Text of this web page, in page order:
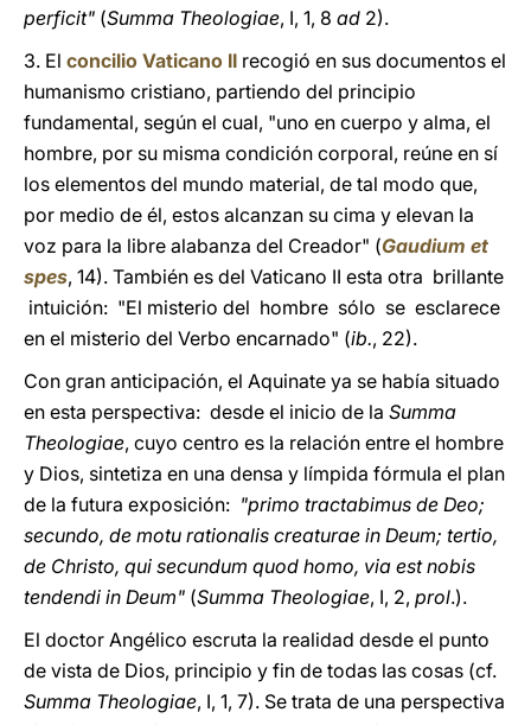
perficit" (Summa Theologiae, I, 1, 8 ad 2).
3. El concilio Vaticano II recogió en sus documentos el
humanismo cristiano, partiendo del principio
fundamental, según el cual, "uno en cuerpo y alma, el
hombre, por su misma condición corporal, reúne en sí
los elementos del mundo material, de tal modo que,
por medio de él, estos alcanzan su cima y elevan la
voz para la libre alabanza del Creador" (Gaudium et
spes, 14). También es del Vaticano II esta otra brillante
intuición: "El misterio del hombre sólo se esclarece
en el misterio del Verbo encarnado" (ib., 22).
Con gran anticipación, el Aquinate ya se había situado
en esta perspectiva: desde el inicio de la Summa
Theologiae, cuyo centro es la relación entre el hombre
y Dios, sintetiza en una densa y límpida fórmula el plan
de la futura exposición: "primo tractabimus de Deo;
secundo, de motu rationalis creaturae in Deum; tertio,
de Christo, qui secundum quod homo, via est nobis
tendendi in Deum" (Summa Theologiae, I, 2, prol.).
El doctor Angélico escruta la realidad desde el punto
de vista de Dios, principio y fin de todas las cosas (cf.
Summa Theologiae, I, 1, 7). Se trata de una perspectiva